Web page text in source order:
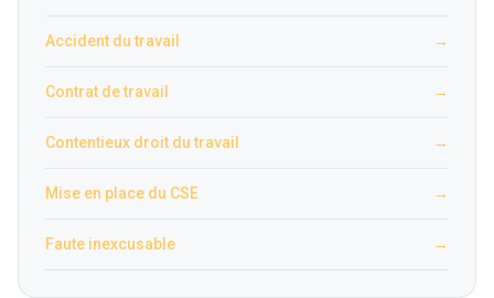
Accident du travail →
Contrat de travail →
Contentieux droit du travail →
Mise en place du CSE →
Faute inexcusable →